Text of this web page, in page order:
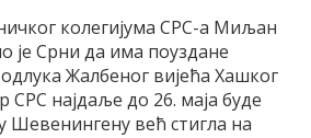
колегијума СРС-а Миљан
је Срни да има поуздане
Жалбеног вијећа Хашког
СРС најдаље до 26. маја буде
Шевенингену већ стигла на